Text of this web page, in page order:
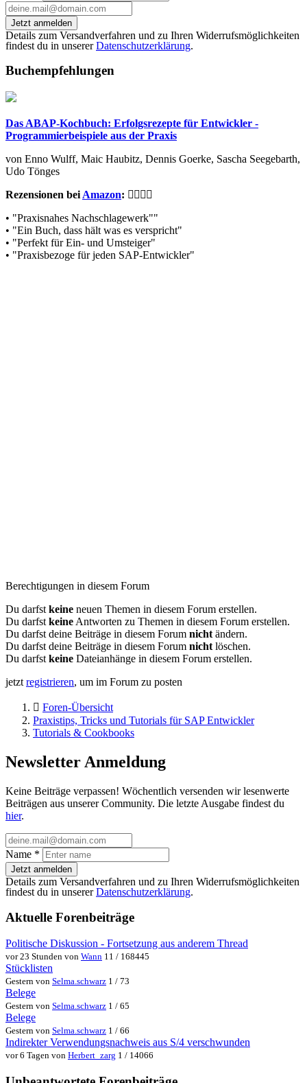
Jetzt anmelden
Details zum Versandverfahren und zu Ihren Widerrufsmöglichkeiten
findest du in unsererDatenschutzerklärung.
Buchempfehlungen
Das ABAP-Kochbuch: Erfolgsrezepte für Entwickler -
Programmierbeispiele aus der Praxis
von Enno Wulff, Maic Haubitz, Dennis Goerke, Sascha Seegebarth,
Udo Tönges
Rezensionen bei Amazon:
• "Praxisnahes Nachschlagewerk""
• "Ein Buch, dass hält was es verspricht"
• "Perfekt für Ein- und Umsteiger"
• "Praxisbezoge für jeden SAP-Entwickler"
Berechtigungen in diesem Forum
Du darfst keine neuen Themen in diesem Forum erstellen.
Du darfst keine Antworten zu Themen in diesem Forum erstellen.
Du darfst deine Beiträge in diesem Forum nicht ändern.
Du darfst deine Beiträge in diesem Forum nicht löschen.
Du darfst keine Dateianhänge in diesem Forum erstellen.
jetzt registrieren, um im Forum zu posten
Foren-Übersicht
Praxistips, Tricks und Tutorials für SAP Entwickler
Tutorials & Cookbooks
Newsletter Anmeldung
Keine Beiträge verpassen! Wöchentlich versenden wir lesenwerte
Beiträgen aus unserer Community. Die letzte Ausgabe findest du
hier.
Name *
Jetzt anmelden
Details zum Versandverfahren und zu Ihren Widerrufsmöglichkeiten
findest du in unsererDatenschutzerklärung.
Aktuelle Forenbeiträge
Politische Diskussion - Fortsetzung aus anderem Thread
vor 23 Stunden von Wann 11 / 168445
Stücklisten
Gestern von Selma.schwarz 1 / 73
Belege
Gestern von Selma.schwarz 1 / 65
Belege
Gestern von Selma.schwarz 1 / 66
Indirekter Verwendungsnachweis aus S/4 verschwunden
vor 6 Tagen von Herbert_zarg 1 / 14066